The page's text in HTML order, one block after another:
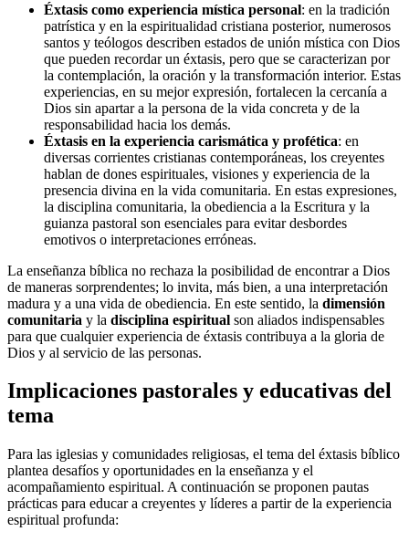
Éxtasis como experiencia mística personal: en la tradición
patrística y en la espiritualidad cristiana posterior, numerosos
santos y teólogos describen estados de unión mística con Dios
que pueden recordar un éxtasis, pero que se caracterizan por
la contemplación, la oración y la transformación interior. Estas
experiencias, en su mejor expresión, fortalecen la cercanía a
Dios sin apartar a la persona de la vida concreta y de la
responsabilidad hacia los demás.
Éxtasis en la experiencia carismática y profética: en
diversas corrientes cristianas contemporáneas, los creyentes
hablan de dones espirituales, visiones y experiencia de la
presencia divina en la vida comunitaria. En estas expresiones,
la disciplina comunitaria, la obediencia a la Escritura y la
guianza pastoral son esenciales para evitar desbordes
emotivos o interpretaciones erróneas.
La enseñanza bíblica no rechaza la posibilidad de encontrar a Dios
de maneras sorprendentes; lo invita, más bien, a una interpretación
madura y a una vida de obediencia. En este sentido, la dimensión
comunitaria y la disciplina espiritual son aliados indispensables
para que cualquier experiencia de éxtasis contribuya a la gloria de
Dios y al servicio de las personas.
Implicaciones pastorales y educativas del
tema
Para las iglesias y comunidades religiosas, el tema del éxtasis bíblico
plantea desafíos y oportunidades en la enseñanza y el
acompañamiento espiritual. A continuación se proponen pautas
prácticas para educar a creyentes y líderes a partir de la experiencia
espiritual profunda: